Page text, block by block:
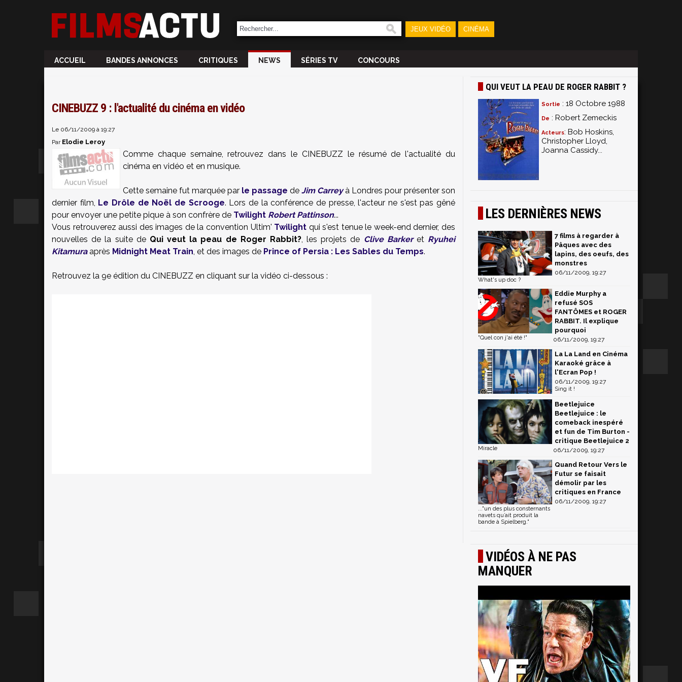
JEUX VIDÉO CINÉMA
ACCUEIL BANDES ANNONCES CRITIQUES NEWS SÉRIES TV CONCOURS
CINEBUZZ 9 : l'actualité du cinéma en vidéo
Le 06/11/2009 à 19:27
Par Elodie Leroy
Comme chaque semaine, retrouvez dans le CINEBUZZ le résumé de l'actualité du
cinéma en vidéo et en musique.
Cette semaine fut marquée par le passage de Jim Carreyà Londres pour présenter son
dernier film, Le Drôle de Noël de Scrooge. Lors de la conférence de presse, l'acteur ne s'est pas gêné
pour envoyer une petite pique à son confrère de Twilight Robert Pattinson...
Vous retrouverez aussi des images de la convention Ultim' Twilight qui s'est tenue le week-end dernier, des
nouvelles de la suite de Qui veut la peau de Roger Rabbit?, les projets de Clive Barkeret Ryuhei
Kitamuraaprès Midnight Meat Train, et des images de Prince of Persia : Les Sables du Temps.
Retrouvez la 9e édition du CINEBUZZ en cliquant sur la vidéo ci-dessous :
QUI VEUT LA PEAU DE ROGER RABBIT ?
Sortie : 18 Octobre 1988
De : Robert Zemeckis
Acteurs: Bob Hoskins,
Christopher Lloyd,
Joanna Cassidy...
LES DERNIÈRES NEWS
7 films à regarder à
Pâques avec des
lapins, des oeufs, des
monstres
06/11/2009, 19:27
What's up doc ?
Eddie Murphy a
refusé SOS
FANTÔMES et ROGER
RABBIT. Il explique
pourquoi
06/11/2009, 19:27
"Quel con j'ai été !"
La La Land en Cinéma
Karaoké grâce à
l'Ecran Pop !
06/11/2009, 19:27
Sing it !
Beetlejuice
Beetlejuice : le
comeback inespéré
et fun de Tim Burton -
critique Beetlejuice 2
06/11/2009, 19:27
Miracle
Quand Retour Vers le
Futur se faisait
démolir par les
critiques en France
06/11/2009, 19:27
..."un des plus consternants
navets qu’ait produit la
bande à Spielberg."
VIDÉOS À NE PAS
MANQUER